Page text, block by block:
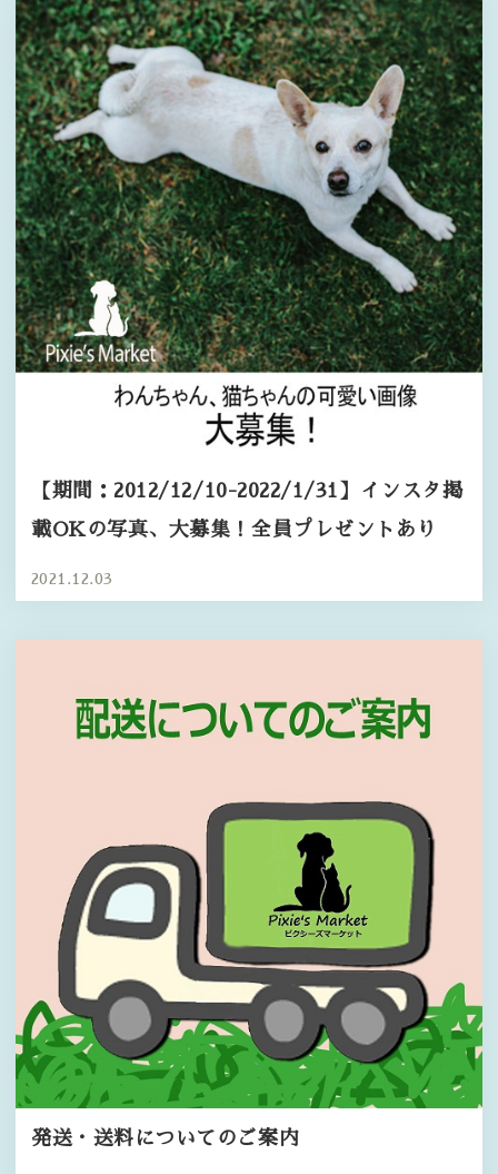
【期間：2012/12/10-2022/1/31】インスタ掲
載OKの写真、大募集！全員プレゼントあり
2021.12.03
発送・送料についてのご案内